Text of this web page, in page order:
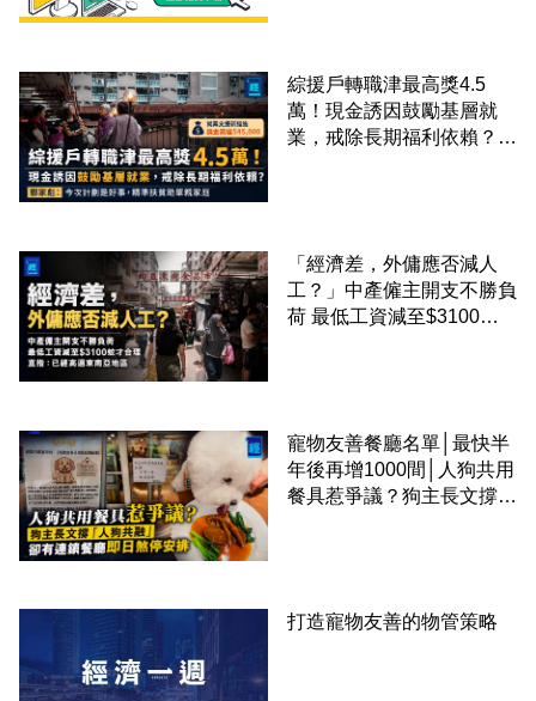
綜援戶轉職津最高獎4.5
萬！現金誘因鼓勵基層就
業，戒除長期福利依賴？鄧
「經濟差，外傭應否減人
工？」中產僱主開支不勝負
荷 最低工資減至$3100蚊
寵物友善餐廳名單│最快半
年後再增1000間│人狗共用
餐具惹爭議？狗主長文撐
打造寵物友善的物管策略